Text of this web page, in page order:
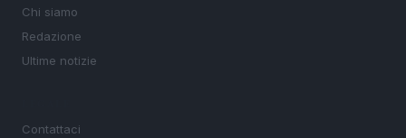
Chi siamo
Redazione
Ultime notizie
Contattaci